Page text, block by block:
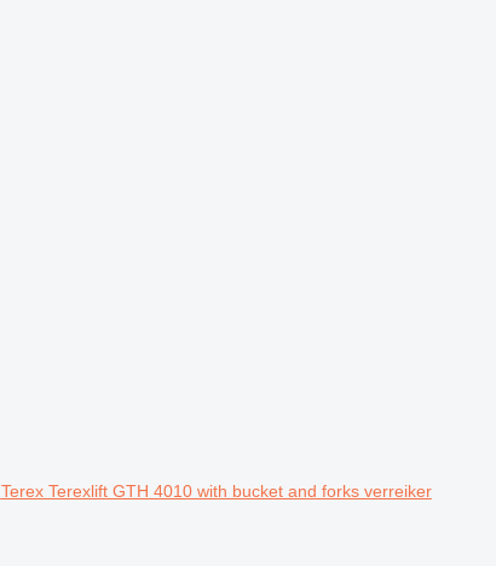
Terex Terexlift GTH 4010 with bucket and forks verreiker